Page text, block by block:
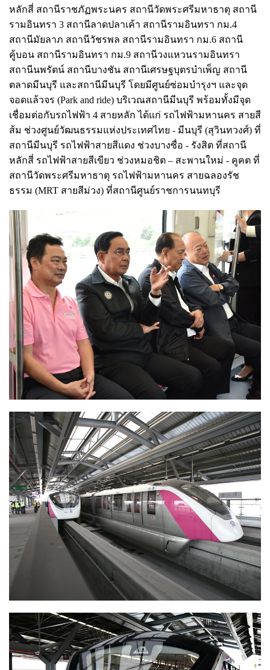
หลักสี่ สถานีราชภัฏพระนคร สถานีวัดพระศรีมหาธาตุ สถานี
รามอินทรา 3 สถานีลาดปลาเค้า สถานีรามอินทรา กม.4
สถานีมัยลาภ สถานีวัชรพล สถานีรามอินทรา กม.6 สถานี
คู้บอน สถานีรามอินทรา กม.9 สถานีวงแหวนรามอินทรา
สถานีนพรัตน์ สถานีบางชัน สถานีเศรษฐบุตรบำเพ็ญ สถานี
ตลาดมีนบุรี และสถานีมีนบุรี โดยมีศูนย์ซ่อมบำรุงฯ และจุด
จอดแล้วจร (Park and ride) บริเวณสถานีมีนบุรี พร้อมทั้งมีจุด
เชื่อมต่อกับรถไฟฟ้า 4 สายหลัก ได้แก่ รถไฟฟ้ามหานคร สายสี
ส้ม ช่วงศูนย์วัฒนธรรมแห่งประเทศไทย - มีนบุรี (สุวินทวงศ์) ที่
สถานีมีนบุรี รถไฟฟ้าสายสีแดง ช่วงบางซื่อ - รังสิต ที่สถานี
หลักสี่ รถไฟฟ้าสายสีเขียว ช่วงหมอชิต – สะพานใหม่ - คูคต ที่
สถานีวัดพระศรีมหาธาตุ รถไฟฟ้ามหานคร สายฉลองรัช
ธรรม (MRT สายสีม่วง) ที่สถานีศูนย์ราชการนนทบุรี